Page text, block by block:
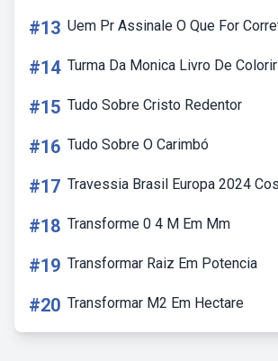
#13 Uem Pr Assinale O Que For
#14 Turma Da Monica Livro De Colorir
#15 Tudo Sobre Cristo Redentor
#16 Tudo Sobre O Carimbó
#17 Travessia Brasil Europa 2024
#18 Transforme 0 4 M Em Mm
#19 Transformar Raiz Em Potencia
#20 Transformar M2 Em Hectare